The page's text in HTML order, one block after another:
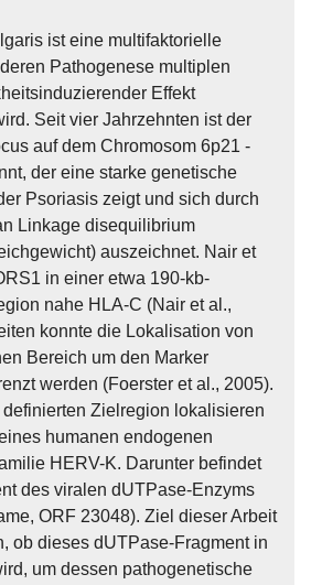
ist eine multifaktorielle
Pathogenese multiplen
Effekt
Seit vier Jahrzehnten ist der
auf dem Chromosom 6p21 -
der eine starke genetische
Psoriasis zeigt und sich durch
Linkage disequilibrium
auszeichnet. Nair et
in einer etwa 190-kb-
nahe HLA-C (Nair et al.,
konnte die Lokalisation von
Bereich um den Marker
werden (Foerster et al., 2005).
definierten Zielregion lokalisieren
humanen endogenen
HERV-K. Darunter befindet
des viralen dUTPase-Enzyms
ORF 23048). Ziel dieser Arbeit
ob dieses dUTPase-Fragment in
um dessen pathogenetische